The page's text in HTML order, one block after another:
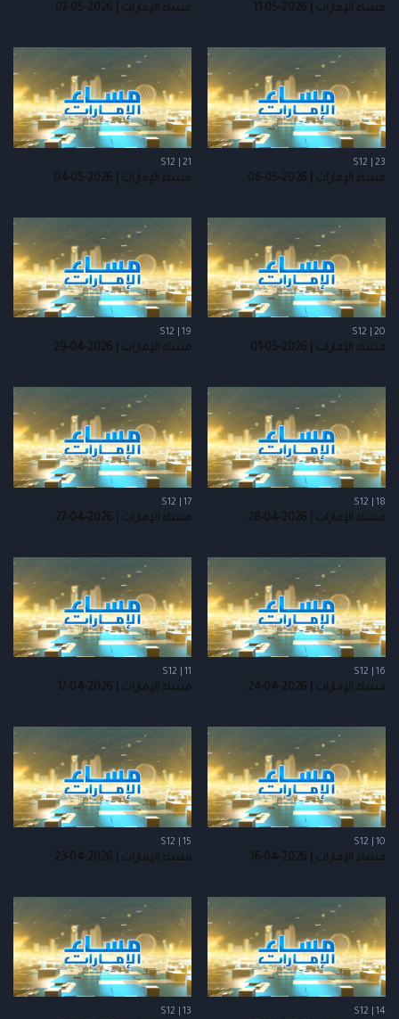
مساء الإمارات | 2026-05-11 مساء الإمارات | 2026-05-07
S12 | 23
مساء الإمارات | 2026-05-06
S12 | 21
مساء الإمارات | 2026-05-04
S12 | 20
مساء الإمارات | 2026-05-01
S12 | 19
مساء الإمارات | 2026-04-29
S12 | 18
مساء الإمارات | 2026-04-28
S12 | 17
مساء الإمارات | 2026-04-27
S12 | 16
مساء الإمارات | 2026-04-24
S12 | 11
مساء الإمارات | 2026-04-17
S12 | 10
مساء الإمارات | 2026-04-16
S12 | 15
مساء الإمارات | 2026-04-23
S12 | 14
S12 | 13